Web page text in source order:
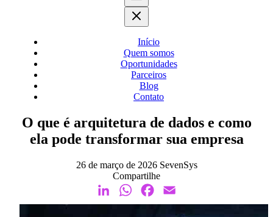
Início
Quem somos
Oportunidades
Parceiros
Blog
Contato
O que é arquitetura de dados e como
ela pode transformar sua empresa
26 de março de 2026 SevenSys
Compartilhe
LinkedInWhatsAppFacebook